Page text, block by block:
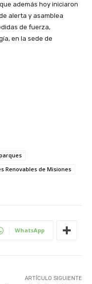
además hoy iniciaron
alerta y asamblea
de fuerza,
en la sede de
Renovables de Misiones
WhatsApp
ARTÍCULO SIGUIENTE